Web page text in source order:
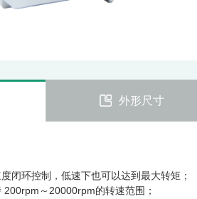
外形尺寸
闭环控制，低速下也可以达到最大转矩；
～20000rpm的转速范围；